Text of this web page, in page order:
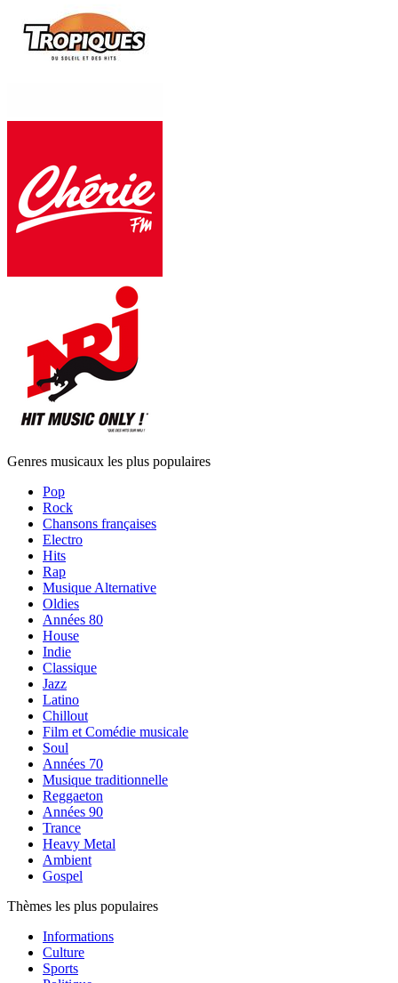
Genres musicaux les plus populaires
Pop
Rock
Chansons françaises
Electro
Hits
Rap
Musique Alternative
Oldies
Années 80
House
Indie
Classique
Jazz
Latino
Chillout
Film et Comédie musicale
Soul
Années 70
Musique traditionnelle
Reggaeton
Années 90
Trance
Heavy Metal
Ambient
Gospel
Thèmes les plus populaires
Informations
Culture
Sports